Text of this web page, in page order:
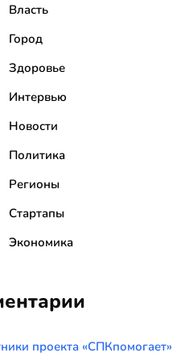
Власть
Город
Здоровье
Интервью
Новости
Политика
Регионы
Стартапы
Экономика
проекта «СПКпомогает»